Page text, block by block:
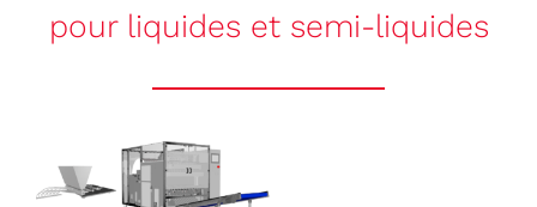
CONTACT
pour liquides et semi-liquides